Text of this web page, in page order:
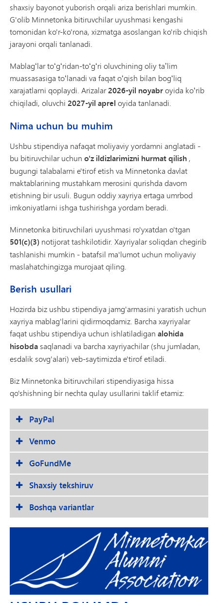
shaxsiy bayonot yuborish orqali ariza berishlari mumkin.
G'olib Minnetonka bitiruvchilar uyushmasi kengashi
tomonidan ko'r-ko'rona, xizmatga asoslangan ko'rib chiqish
jarayoni orqali tanlanadi.
Mablagʻlar toʻgʻridan-toʻgʻri oluvchining oliy taʼlim
muassasasiga toʻlanadi va faqat oʻqish bilan bogʻliq
xarajatlarni qoplaydi. Arizalar2026-yil noyabroyida koʻrib
chiqiladi, oluvchi 2027-yil aprel oyida tanlanadi.
Nima uchun bu muhim
Ushbu stipendiya nafaqat moliyaviy yordamni anglatadi -
bu bitiruvchilar uchun o'z ildizlarimizni hurmat qilish ,
bugungi talabalarni e'tirof etish va Minnetonka davlat
maktablarining mustahkam merosini qurishda davom
etishning bir usuli. Bugun oddiy xayriya ertaga umrbod
imkoniyatlarni ishga tushirishga yordam beradi.
Minnetonka bitiruvchilari uyushmasi ro'yxatdan o'tgan
501(c)(3) notijorat tashkilotidir. Xayriyalar soliqdan chegirib
tashlanishi mumkin - batafsil ma'lumot uchun moliyaviy
maslahatchingizga murojaat qiling.
Berish usullari
Hozirda biz ushbu stipendiya jamg'armasini yaratish uchun
xayriya mablag'larini qidirmoqdamiz. Barcha xayriyalar
faqat ushbu stipendiya uchun ishlatiladigan alohida
hisobda saqlanadi va barcha xayriyachilar (shu jumladan,
esdalik sovg'alari) veb-saytimizda e'tirof etiladi.
Biz Minnetonka bitiruvchilari stipendiyasiga hissa
qo'shishning bir nechta qulay usullarini taklif etamiz:
PayPal
Venmo
GoFundMe
Shaxsiy tekshiruv
Boshqa variantlar